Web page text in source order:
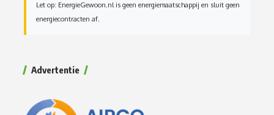
Let op: EnergieGewoon.nl is geen energiemaatschappij en sluit geen
energiecontracten af.
Advertentie